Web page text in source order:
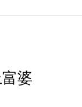
崩坏裂
的旅途
婆